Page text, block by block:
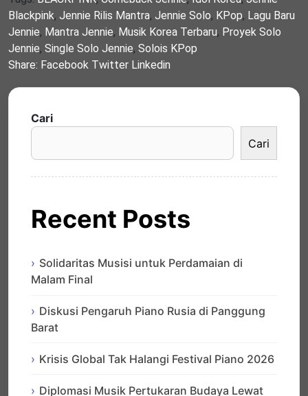
Blackpink, Jennie Rilis Mantra, Jennie Solo, KPop, Lagu Baru
Jennie, Mantra Jennie, Musik Korea Terbaru, Proyek Solo
Jennie, Single Solo Jennie, Solois KPop
Share: Facebook Twitter Linkedin
Cari
Cari
Recent Posts
Solidaritas Musisi untuk Perdamaian di
Malam Final
Diskusi Pengaruh Piano Rusia di Panggung
Barat
Krisis Global Tak Halangi Festival Piano 2026
Diplomasi Musik Pertukaran Budaya Lewat